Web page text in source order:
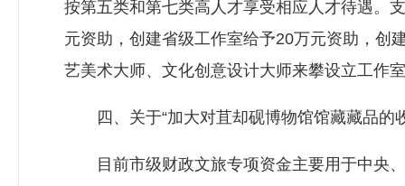
按第五类和第七类高人才享受相应人才待遇。
元资助，创建省级工作室给予20万元资助，创
艺美术大师、文化创意设计大师来攀设立工作
四、关于“加大对苴却砚博物馆馆藏藏品的
目前市级财政文旅专项资金主要用于中央、